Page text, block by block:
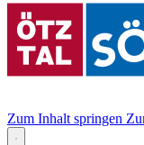
Zum Inhalt springen